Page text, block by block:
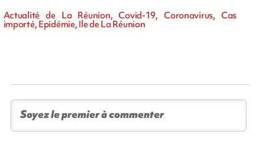
Actualité de La Réunion, Covid-19, Coronavirus, Cas
importé, Epidémie, Ile de La Réunion